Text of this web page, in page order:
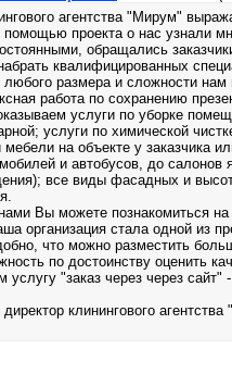
агентства "Мирум"
проекта о нас узнали
обращались
квалифицированных
любого размера и сложности нам
работа по сохранению
услуги по уборке
услуги по химической
на объекте у заказчика
и автобусов, до салонов
все виды фасадных и
Вы можете познакомиться
организация стала одной из
что можно разместить
по достоинству оценить
услугу "заказ через через сайт"
клинингового